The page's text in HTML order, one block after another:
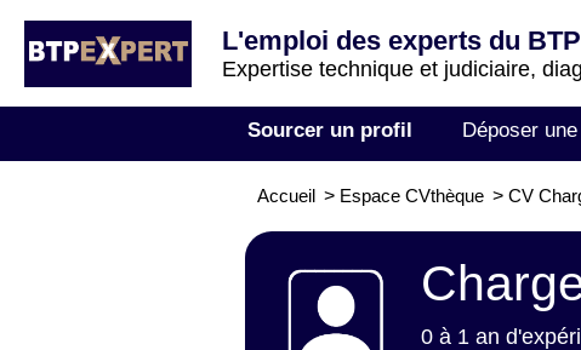
L'emploi des experts du BTP
Expertise technique et judiciaire,
Sourcer un profil Déposer
Accueil > Espace CVthèque > CV
0 à 1 an